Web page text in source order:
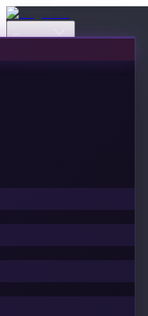
Eventos